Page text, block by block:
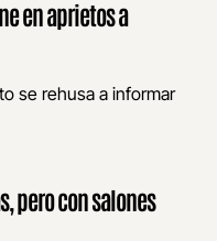
en aprietos a
se rehusa a informar
pero con salones